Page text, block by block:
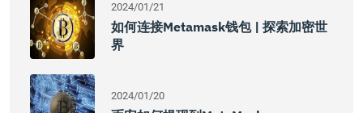
2024/01/21
如何连接Metamask钱包 | 探索加密世
界
2024/01/20